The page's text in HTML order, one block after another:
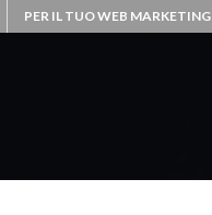
PER IL TUO WEB MARKETING